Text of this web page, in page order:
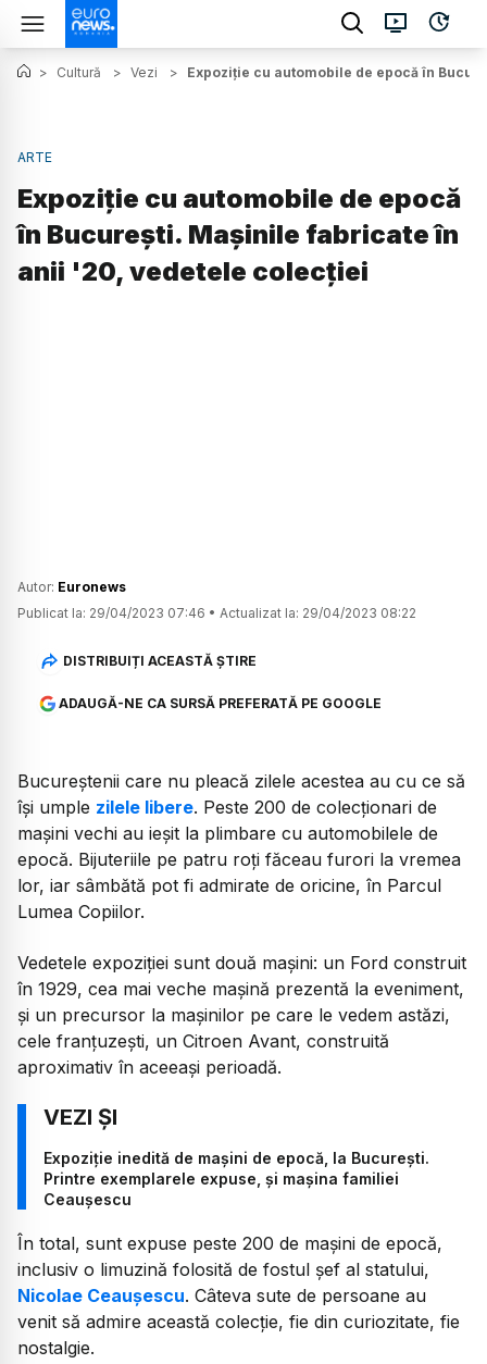
> Cultură > Vezi > Expoziție cu automobile de epocă în
ARTE
Expoziție cu automobile de epocă
în București. Mașinile fabricate în
anii '20, vedetele colecției
Autor: Euronews
Publicat la: 29/04/2023 07:46 • Actualizat la: 29/04/2023 08:22
DISTRIBUIȚI ACEASTĂ ȘTIRE
ADAUGĂ-NE CA SURSĂ PREFERATĂ PE GOOGLE
Bucureștenii care nu pleacă zilele acestea au cu ce să
își umple zilele libere. Peste 200 de colecționari de
mașini vechi au ieșit la plimbare cu automobilele de
epocă. Bijuteriile pe patru roți făceau furori la vremea
lor, iar sâmbătă pot fi admirate de oricine, în Parcul
Lumea Copiilor.
Vedetele expoziției sunt două mașini: un Ford construit
în 1929, cea mai veche mașină prezentă la eveniment,
și un precursor la mașinilor pe care le vedem astăzi,
cele franțuzești, un Citroen Avant, construită
aproximativ în aceeași perioadă.
Expoziție inedită de mașini de epocă, la București.
Printre exemplarele expuse, și mașina familiei
Ceaușescu
În total, sunt expuse peste 200 de mașini de epocă,
inclusiv o limuzină folosită de fostul șef al statului,
Nicolae Ceaușescu. Câteva sute de persoane au
venit să admire această colecție, fie din curiozitate, fie
nostalgie.